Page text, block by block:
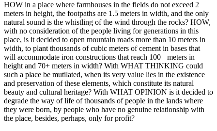
HOW in a place where farmhouses in the fields do not exceed 2
meters in height, the footpaths are 1.5 meters in width, and the only
natural sound is the whistling of the wind through the rocks? HOW,
with no consideration of the people living for generations in this
place, is it decided to open mountain roads more than 10 meters in
width, to plant thousands of cubic meters of cement in bases that
will accommodate iron constructions that reach 100+ meters in
height and 70+ meters in width? With WHAT THINKING could
such a place be mutilated, when its very value lies in the existence
and preservation of these elements, which constitute its natural
beauty and cultural heritage? With WHAT OPINION is it decided to
degrade the way of life of thousands of people in the lands where
they were born, by people who have no genuine relationship with
the place, besides, perhaps, only for profit?